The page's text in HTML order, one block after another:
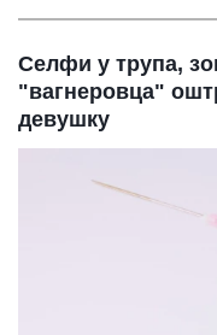
Селфи у трупа,
"вагнеровца"
девушку